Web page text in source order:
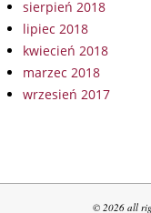
sierpień 2018
lipiec 2018
kwiecień 2018
marzec 2018
wrzesień 2017
© 2026 all